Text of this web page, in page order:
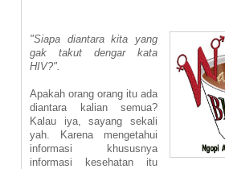
"Siapa diantara kita yang
gak takut dengar kata
HIV?".
Apakah orang orang itu ada
diantara kalian semua?
Kalau iya, sayang sekali
yah. Karena mengetahui
informasi khususnya
informasi kesehatan itu